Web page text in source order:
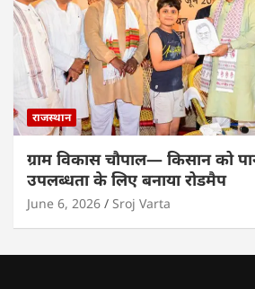
राजस्थान
ग्राम विकास चौपाल— किसान को
उपलब्धता के लिए बनाया रोडमैप
June 6, 2026 Sroj Varta